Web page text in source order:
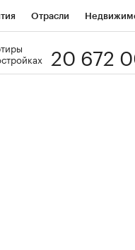
Отрасли
Образование20 672